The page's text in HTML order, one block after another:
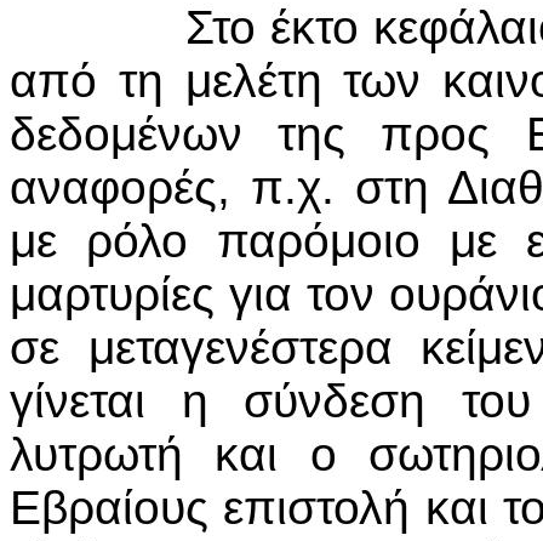
Στο έκτο κεφάλαιο
από τη με­λέ­­­­τη των
δεδομένων της προς
αναφορές, π.χ. στη
με ρόλο παρόμοιο με
μαρτυ­ρίες για τον
σε μετα­γε­νέ­στε­ρα
γίνεται η σύνδεση
λυτρωτή και ο
Εβραίους επιστολή και